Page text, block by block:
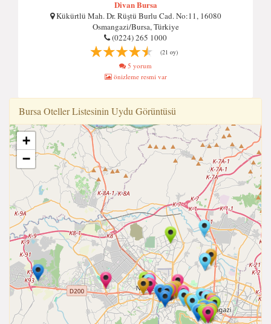
Divan Bursa
Kükürtlü Mah. Dr. Rüştü Burlu Cad. No:11, 16080
Osmangazi/Bursa, Türkiye
(0224) 265 1000
(21 oy)
5 yorum
önizleme resmi var
Bursa Oteller Listesinin Uydu Görüntüsü
+
−